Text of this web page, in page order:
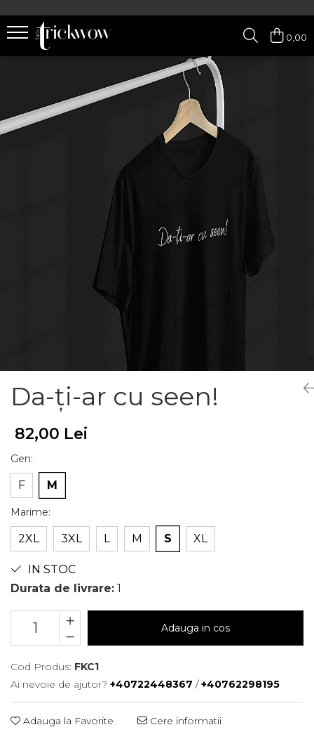
0,00
Da-ți-ar cu seen!
82,00 Lei
Gen:
F M
Marime:
2XL 3XL L M S XL
IN STOC
Durata de livrare: 1
Adauga in cos
Cod Produs: FKC1
Ai nevoie de ajutor? +40722448367 /+40762298195
Adauga la Favorite Cere informatii